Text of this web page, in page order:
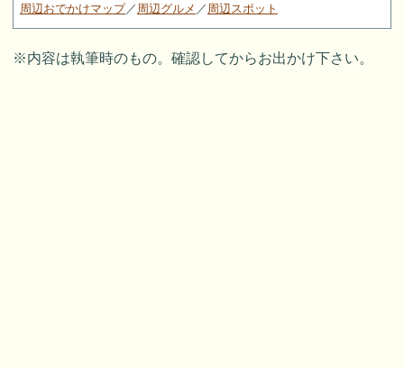
周辺おでかけマップ／ 周辺グルメ ／ 周辺スポット
※内容は執筆時のもの。確認してからお出かけ下さい。